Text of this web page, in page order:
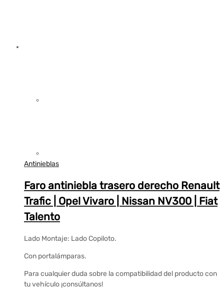
Antinieblas
Faro antiniebla trasero derecho Renault
Trafic | Opel Vivaro | Nissan NV300 | Fiat
Talento
Lado Montaje: Lado Copiloto.
Con portalámparas.
Para cualquier duda sobre la compatibilidad del producto con
tu vehículo ¡consúltanos!